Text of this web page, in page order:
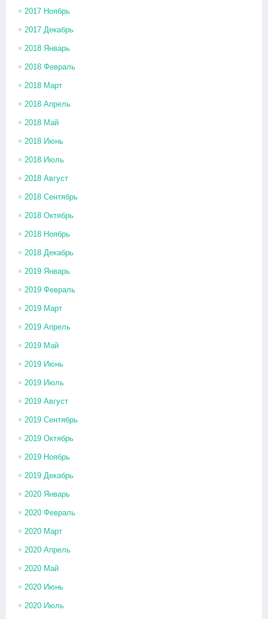
2017 Ноябрь
2017 Декабрь
2018 Январь
2018 Февраль
2018 Март
2018 Апрель
2018 Май
2018 Июнь
2018 Июль
2018 Август
2018 Сентябрь
2018 Октябрь
2018 Ноябрь
2018 Декабрь
2019 Январь
2019 Февраль
2019 Март
2019 Апрель
2019 Май
2019 Июнь
2019 Июль
2019 Август
2019 Сентябрь
2019 Октябрь
2019 Ноябрь
2019 Декабрь
2020 Январь
2020 Февраль
2020 Март
2020 Апрель
2020 Май
2020 Июнь
2020 Июль